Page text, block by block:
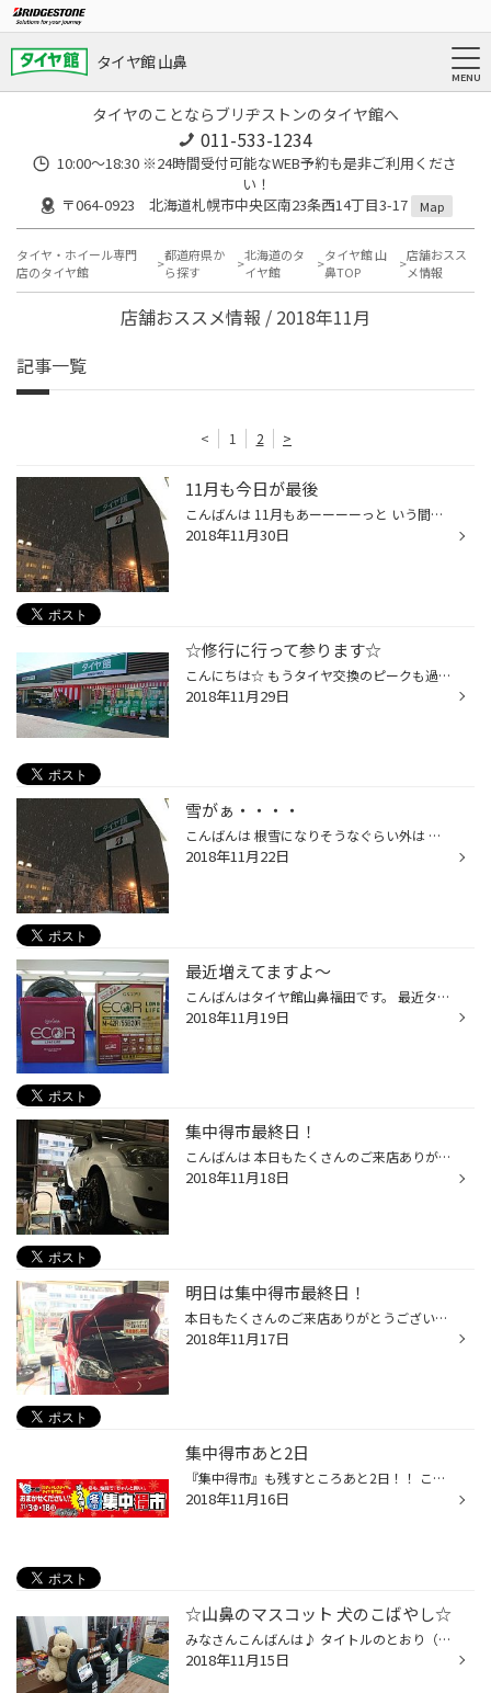
タイヤ館 山鼻
タイヤのことならブリヂストンのタイヤ館へ
011-533-1234
10:00～18:30 ※24時間受付可能なWEB予約も是非ご利用くださ
い！
〒064-0923 北海道札幌市中央区南23条西14丁目3-17
Map
タイヤ・ホイール専門
店のタイヤ館
都道府県か
ら探す
北海道のタ
イヤ館
タイヤ館 山
鼻TOP
店舗おスス
メ情報
店舗おススメ情報 / 2018年11月
記事一覧
< 1 2 >
11月も今日が最後
こんばんは 11月もあーーーーっと いう間に終わってしまった・・ 今日は寒いと思ったら峠では 積雪されているし・・・・ お持ちのスタッドレスタイヤが ご使用できるかわからなければ 当店にご来店頂ければ無料で 点検いたします。 本日も天候の悪い中たくさんの ご来店有難うございます。 .
2018年11月30日
☆修行に行って参ります☆
こんにちは☆ もうタイヤ交換のピークも過ぎ、タイヤ館山鼻はゆったりな 時間が・・・過ぎております。 そろそろオイル交換したいなぁ・・・・・ 空気圧調整したいなぁ・・・・ そんなお客様！今はだいぶ空きもございますのでぜひいらしてくださいね！ お電話でご予約いただいた方が待ち時間が少なく...
2018年11月29日
雪がぁ・・・・
こんばんは 根雪になりそうなぐらい外は 雪がガンガン降っています。 これからお帰りの際は慎重に 運転してお帰り下さい。
2018年11月22日
最近増えてますよ～
こんばんはタイヤ館山鼻福田です。 最近タイヤ交換と同時バッテリー交換がすごい増えています！ 毎日作業している気が。。。笑 これから気温が下がって、バッテリーにとっては厳しい時期がやってきます。 車に乗ろうとおもったらエンジンが掛からない・交換したいのに在庫がない。。 なんてことが無...
2018年11月19日
集中得市最終日！
こんばんは 本日もたくさんのご来店ありがとう ございます。 集中得市最終日とあって大賑わい でした。 アライメント メンテナンス 冬タイヤの交換がお済で無い方は お早めに。
2018年11月18日
明日は集中得市最終日！
本日もたくさんのご来店ありがとうございました！ 明日が集中得市最終日となっております！ 本日の入庫車両です 雪マークもつき、タイヤ交換のご予約のご連絡をたくさん頂いております！ 明日がセール最終日となっております。まだタイヤ交換がお済で無い方はお早めに！ これからの季節に注意なバッ...
2018年11月17日
集中得市あと2日
『集中得市』も残すところあと2日！！ こんばんはタイヤ館山鼻福田です！！！ 朝晩は冷えますね～。。。 そろそろ雪が降ってもおかしくないですね！ 今年はすごく初雪も遅いですし。。。 当店では、 11月3日より開催しておりました、 『集中得市』も週末の土日を含む、 残り2日となりました！！ 雪...
2018年11月16日
☆山鼻のマスコット 犬のこばやし☆
みなさんこんばんは♪ タイトルのとおり（！？）店内のキッズルームにはタイヤ館山鼻のマスコット 犬のこばやしがおります♪ もともとはこちらのタイヤ展示のガード役として新たに仲間入りしたのですが 最近すっかり寒くなってきましたので、ちょっとお洋服なんか着せてみました。 街中はだんだんクリ...
2018年11月15日